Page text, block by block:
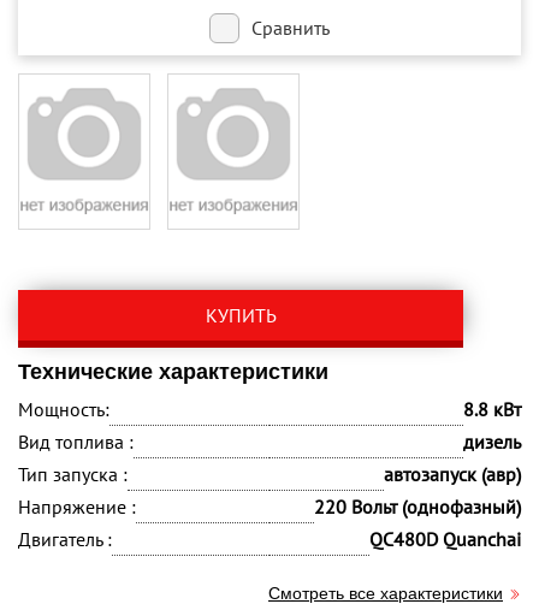
Сравнить
КУПИТЬ
Технические характеристики
Мощность:
8.8 кВт
Вид топлива :
дизель
Тип запуска :
автозапуск (авр)
Напряжение :
220 Вольт (однофазный)
Двигатель :
QC480D Quanchai
Смотреть все характеристики